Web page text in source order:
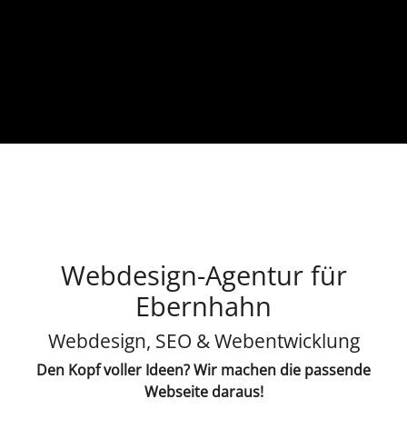
Webdesign-Agentur für
Ebernhahn
Webdesign, SEO & Webentwicklung
Den Kopf voller Ideen? Wir machen die passende
Webseite daraus!